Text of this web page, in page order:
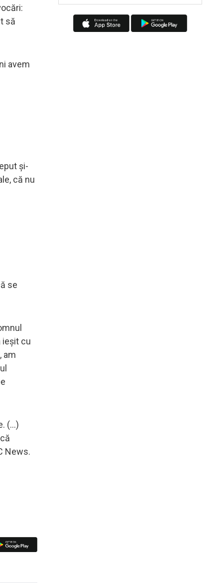
să
avem
şi-
că nu
se
ieşit cu
am
(...)
News.